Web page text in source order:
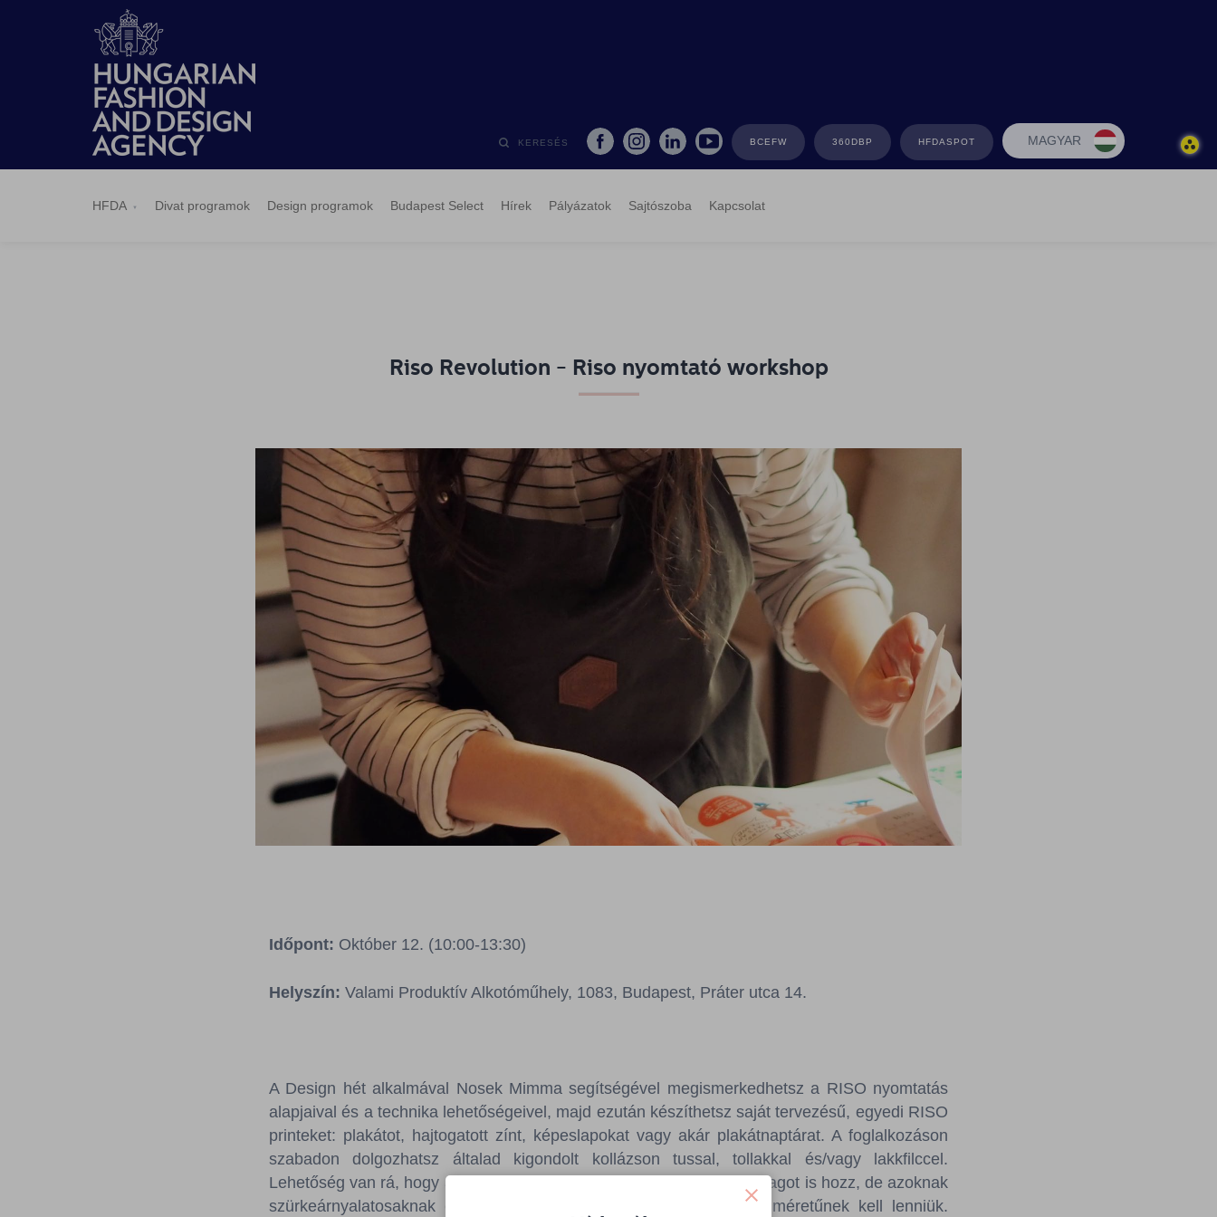
KERESÉS BCEFW 360DBP HFDASPOT MAGYAR
HFDA Divat programok Design programok Budapest Select Hírek Pályázatok Sajtószoba Kapcsolat
programok
programok
Budapest
Pályázatok
Sajtószoba
Kapcsolat
HFDASPOT
Riso Revolution - Riso nyomtató workshop
Időpont: Október 12. (10:00-13:30)
Helyszín: Valami Produktív Alkotóműhely, 1083, Budapest, Práter utca 14.
A Design hét alkalmával Nosek Mimma segítségével megismerkedhetsz a RISO nyomtatás
alapjaival és a technika lehetőségeivel, majd ezután készíthetsz saját tervezésű, egyedi RISO
printeket: plakátot, hajtogatott zínt, képeslapokat vagy akár plakátnaptárat. A foglalkozáson
szabadon dolgozhatsz általad kigondolt kollázson tussal, tollakkal és/vagy lakkfilccel.
Lehetőség van rá, hogy akár saját illusztrációkat vagy nyomtatott anyagot is hozz, de azoknak
szürkeárnyalatosaknak és A3-nál kisebb (max. 28 cm x 40 cm) méretűnek kell lenniük.